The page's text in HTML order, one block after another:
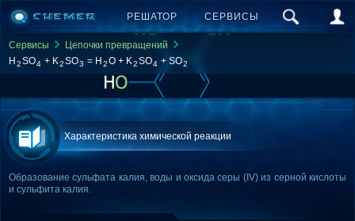
РЕШАТОР СЕРВИСЫ
Сервисы
Цепочки превращений
H 2SO4 + K2SO3 = H 2O + K2SO4 + SO2
Характеристика химической реакции
Образование сульфата калия, воды и оксида серы (IV) из серной кислоты
и сульфита калия.